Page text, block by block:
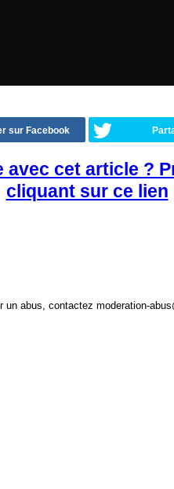
sur Facebook
avec cet article ?
cliquant sur ce lien
un abus, contactez moderation-